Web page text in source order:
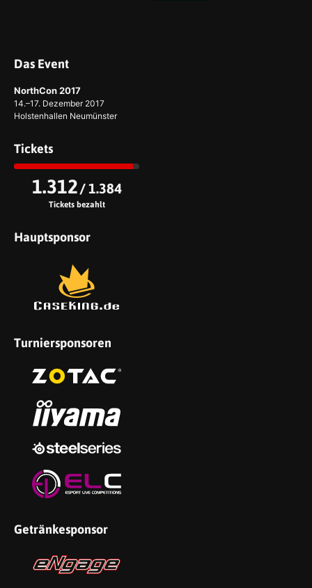
Das Event
NorthCon 2017
14.–17. Dezember 2017
Holstenhallen Neumünster
Tickets
1.312/ 1.384
Tickets bezahlt
Hauptsponsor
Turniersponsoren
Getränkesponsor